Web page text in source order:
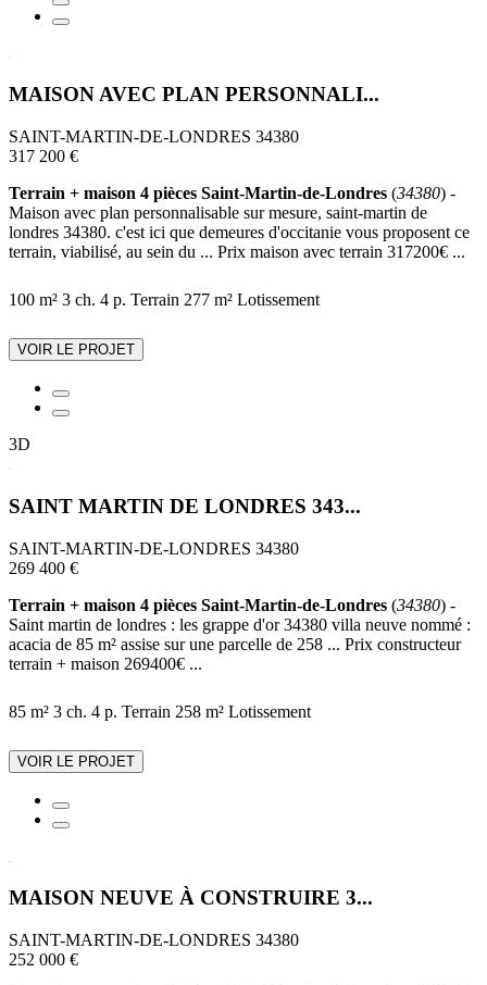
MAISON AVEC PLAN PERSONNALI...
SAINT-MARTIN-DE-LONDRES 34380
317 200 €
Terrain + maison 4 pièces Saint-Martin-de-Londres (34380) -
Maison avec plan personnalisable sur mesure, saint-martin de
londres 34380. c'est ici que demeures d'occitanie vous proposent ce
terrain, viabilisé, au sein du ... Prix maison avec terrain 317200€ ...
100 m² 3 ch. 4 p. Terrain 277 m² Lotissement
VOIR LE PROJET
3D
SAINT MARTIN DE LONDRES 343...
SAINT-MARTIN-DE-LONDRES 34380
269 400 €
Terrain + maison 4 pièces Saint-Martin-de-Londres (34380) -
Saint martin de londres : les grappe d'or 34380 villa neuve nommé :
acacia de 85 m² assise sur une parcelle de 258 ... Prix constructeur
terrain + maison 269400€ ...
85 m² 3 ch. 4 p. Terrain 258 m² Lotissement
VOIR LE PROJET
MAISON NEUVE À CONSTRUIRE 3...
SAINT-MARTIN-DE-LONDRES 34380
252 000 €